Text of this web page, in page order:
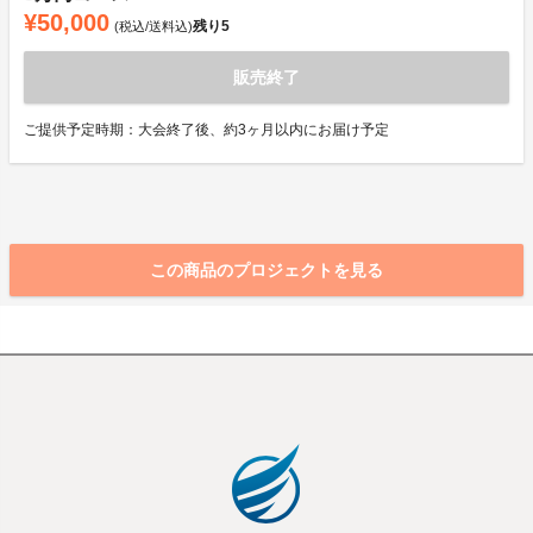
¥50,000 (税込/送料込)残り5
販売終了
ご提供予定時期：大会終了後、約3ヶ月以内にお届け予定
この商品のプロジェクトを見る